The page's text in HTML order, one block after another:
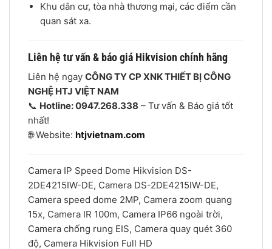
Khu dân cư, tòa nhà thương mại, các điểm cần
quan sát xa.
Liên hệ tư vấn & báo giá Hikvision chính hãng
Liên hệ ngay CÔNG TY CP XNK THIẾT BỊ CÔNG
NGHỆ HTJ VIỆT NAM
📞 Hotline: 0947.268.338 – Tư vấn & Báo giá tốt
nhất!
🌐 Website: htjvietnam.com
Camera IP Speed Dome Hikvision DS-
2DE4215IW-DE, Camera DS-2DE4215IW-DE,
Camera speed dome 2MP, Camera zoom quang
15x, Camera IR 100m, Camera IP66 ngoài trời,
Camera chống rung EIS, Camera quay quét 360
độ, Camera Hikvision Full HD